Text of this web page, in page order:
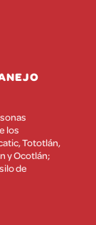
los
Tototlán,
y Ocotlán;
de